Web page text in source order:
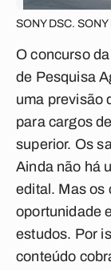
SONY DSC. SONY
O concurso
de Pesquisa
uma previsão
para cargos
superior. Os
Ainda não há
edital. Mas os
oportunidade
estudos. Por
conteúdo